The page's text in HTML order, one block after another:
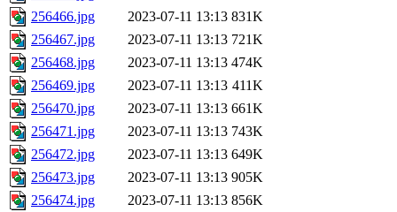
256466.jpg
2023-07-11 13:13 831K
256467.jpg
2023-07-11 13:13 721K
256468.jpg
2023-07-11 13:13 474K
256469.jpg
2023-07-11 13:13 411K
256470.jpg
2023-07-11 13:13 661K
256471.jpg
2023-07-11 13:13 743K
256472.jpg
2023-07-11 13:13 649K
256473.jpg
2023-07-11 13:13 905K
256474.jpg
2023-07-11 13:13 856K